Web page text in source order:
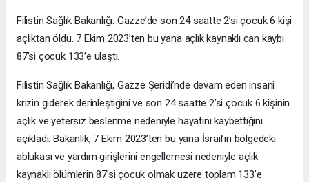
Filistin Sağlık Bakanlığı: Gazze’de son 24 saatte 2’si çocuk 6 kişi
açlıktan öldü. 7 Ekim 2023’ten bu yana açlık kaynaklı can kaybı
87’si çocuk 133’e ulaştı.
Filistin Sağlık Bakanlığı, Gazze Şeridi’nde devam eden insani
krizin giderek derinleştiğini ve son 24 saatte 2’si çocuk 6 kişinin
açlık ve yetersiz beslenme nedeniyle hayatını kaybettiğini
açıkladı. Bakanlık, 7 Ekim 2023’ten bu yana İsrail’in bölgedeki
ablukası ve yardım girişlerini engellemesi nedeniyle açlık
kaynaklı ölümlerin 87’si çocuk olmak üzere toplam 133’e